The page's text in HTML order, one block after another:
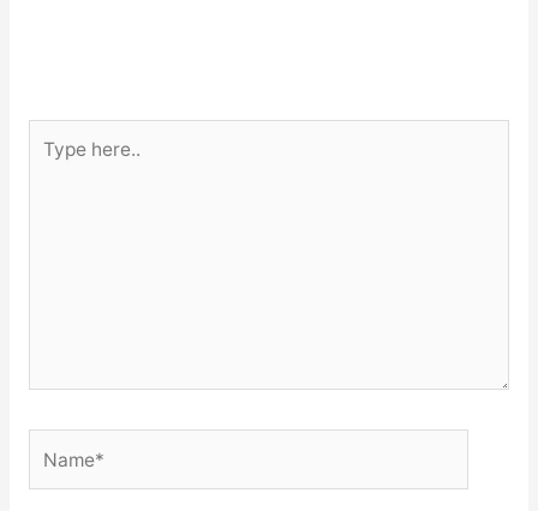
here..